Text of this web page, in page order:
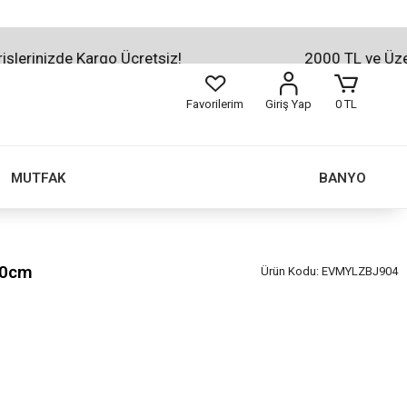
Kargo Ücretsiz! 2000 TL ve Üzeri
Favorilerim Giriş Yap 0 TL
MUTFAK BANYO
Ürün Kodu: EVMYLZBJ904